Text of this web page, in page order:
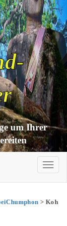
um Ihrer
> Koh